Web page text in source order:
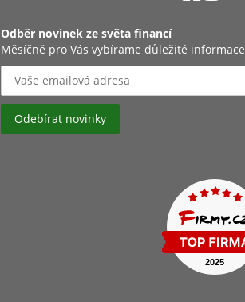
Odběr novinek ze světa financí
Měsíčně pro Vás vybírame důležité informace